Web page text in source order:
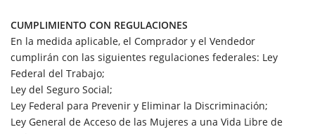
CUMPLIMIENTO CON REGULACIONES
En la medida aplicable, el Comprador y el Vendedor
cumplirán con las siguientes regulaciones federales: Ley
Federal del Trabajo;
Ley del Seguro Social;
Ley Federal para Prevenir y Eliminar la Discriminación;
Ley General de Acceso de las Mujeres a una Vida Libre de